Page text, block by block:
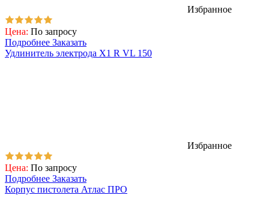
Избранное
Цена: По запросу
Подробнее Заказать
Удлинитель электрода X1 R VL 150
Избранное
Цена: По запросу
Подробнее Заказать
Корпус пистолета Атлас ПРО